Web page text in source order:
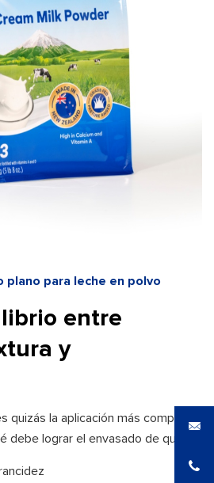
plano para leche en polvo
entre
y
quizás la aplicación más compleja
debe lograr el envasado de queso?